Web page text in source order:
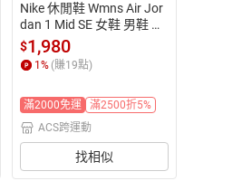
Nike 休閒鞋 Wmns Air Jor
dan 1 Mid SE 女鞋 男鞋 綠
米白 中筒 AJ1
$1,980
1% (賺19點)
滿2000免運
滿2500折5%
ACS跨運動
找相似